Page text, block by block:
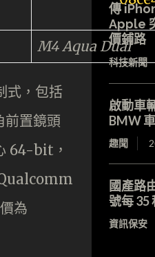
M4 Aqua Dual
式，包括
置鏡頭
64-bit，
為
傳
Apple
價鋪路
科技新聞
啟動車
BMW
趣聞
國產路
號每 35
資訊保安